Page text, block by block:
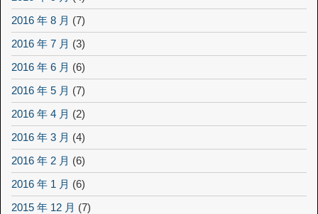
2016 年 8 月 (7)
2016 年 7 月 (3)
2016 年 6 月 (6)
2016 年 5 月 (7)
2016 年 4 月 (2)
2016 年 3 月 (4)
2016 年 2 月 (6)
2016 年 1 月 (6)
2015 年 12 月 (7)